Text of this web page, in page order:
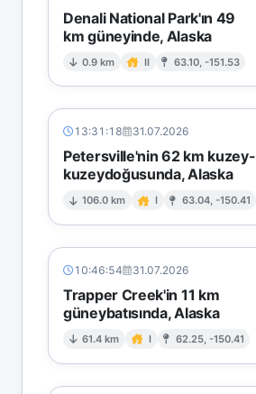
Denali National Park'ın 49
km güneyinde, Alaska
0.9 km II 63.10, -151.53
13:31:18 31.07.2026
Petersville'nin 62 km kuzey-
kuzeydoğusunda, Alaska
106.0 km I 63.04, -150.41
10:46:54 31.07.2026
Trapper Creek'in 11 km
güneybatısında, Alaska
61.4 km I 62.25, -150.41